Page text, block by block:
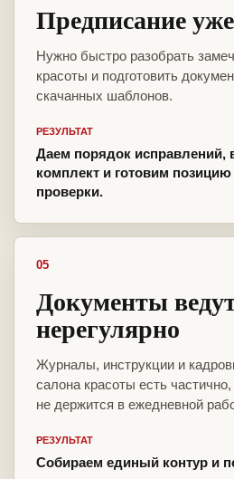
Предписание
Нужно быстро разобрать
красоты и подготовить
скачанных шаблонов.
РЕЗУЛЬТАТ
Даем порядок исправлений,
комплект и готовим
проверки.
05
Документы
нерегулярно
Журналы, инструкции и
салона красоты есть
не держится в ежедневной
РЕЗУЛЬТАТ
Собираем единый контур и